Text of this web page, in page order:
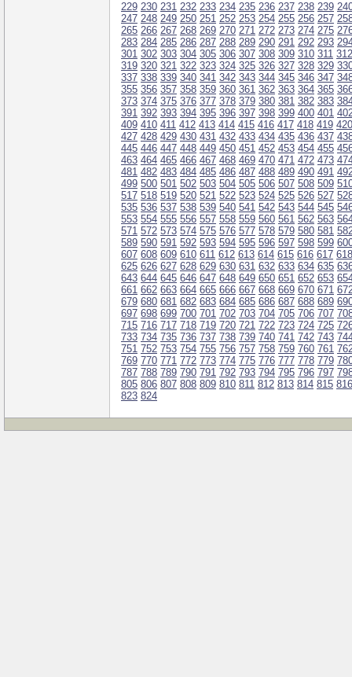
229 230 231 232 233 234 235 236 237 238 239
247 248 249 250 251 252 253 254 255 256 257
265 266 267 268 269 270 271 272 273 274 275
283 284 285 286 287 288 289 290 291 292 293
301 302 303 304 305 306 307 308 309 310 311 312
319 320 321 322 323 324 325 326 327 328 329
337 338 339 340 341 342 343 344 345 346 347
355 356 357 358 359 360 361 362 363 364 365
373 374 375 376 377 378 379 380 381 382 383
391 392 393 394 395 396 397 398 399 400 401
409 410 411 412 413 414 415 416 417 418 419 420
427 428 429 430 431 432 433 434 435 436 437
445 446 447 448 449 450 451 452 453 454 455
463 464 465 466 467 468 469 470 471 472 473
481 482 483 484 485 486 487 488 489 490 491
499 500 501 502 503 504 505 506 507 508 509
517 518 519 520 521 522 523 524 525 526 527
535 536 537 538 539 540 541 542 543 544 545
553 554 555 556 557 558 559 560 561 562 563
571 572 573 574 575 576 577 578 579 580 581
589 590 591 592 593 594 595 596 597 598 599
607 608 609 610 611 612 613 614 615 616 617 618
625 626 627 628 629 630 631 632 633 634 635
643 644 645 646 647 648 649 650 651 652 653
661 662 663 664 665 666 667 668 669 670 671
679 680 681 682 683 684 685 686 687 688 689
697 698 699 700 701 702 703 704 705 706 707
715 716 717 718 719 720 721 722 723 724 725
733 734 735 736 737 738 739 740 741 742 743
751 752 753 754 755 756 757 758 759 760 761
769 770 771 772 773 774 775 776 777 778 779
787 788 789 790 791 792 793 794 795 796 797
805 806 807 808 809 810 811 812 813 814 815 816
823 824